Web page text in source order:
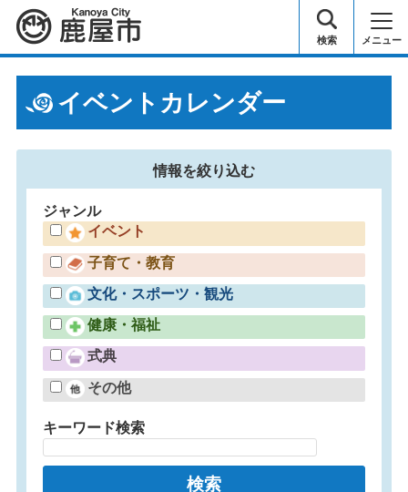
鹿屋市 検索 メニュー
イベントカレンダー
情報を絞り込む
ジャンル
イベント
子育て・教育
文化・スポーツ・観光
健康・福祉
式典
その他
キーワード検索